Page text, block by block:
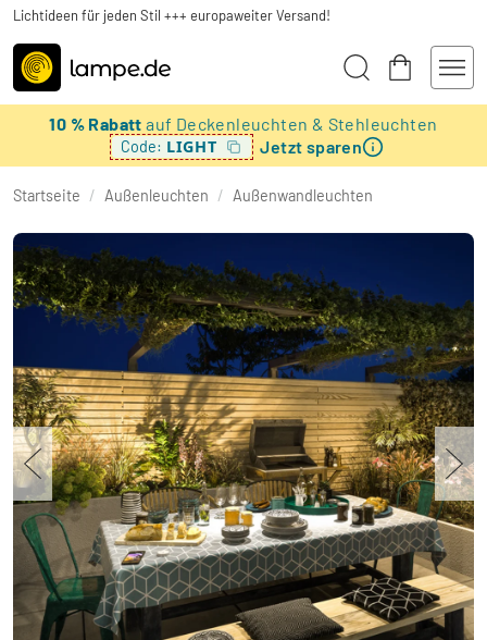
Lichtideen für jeden Stil +++ europaweiter Versand!
10 % Rabattauf Deckenleuchten & Stehleuchten
Code: LIGHT Jetzt sparen
Startseite / Außenleuchten / Außenwandleuchten